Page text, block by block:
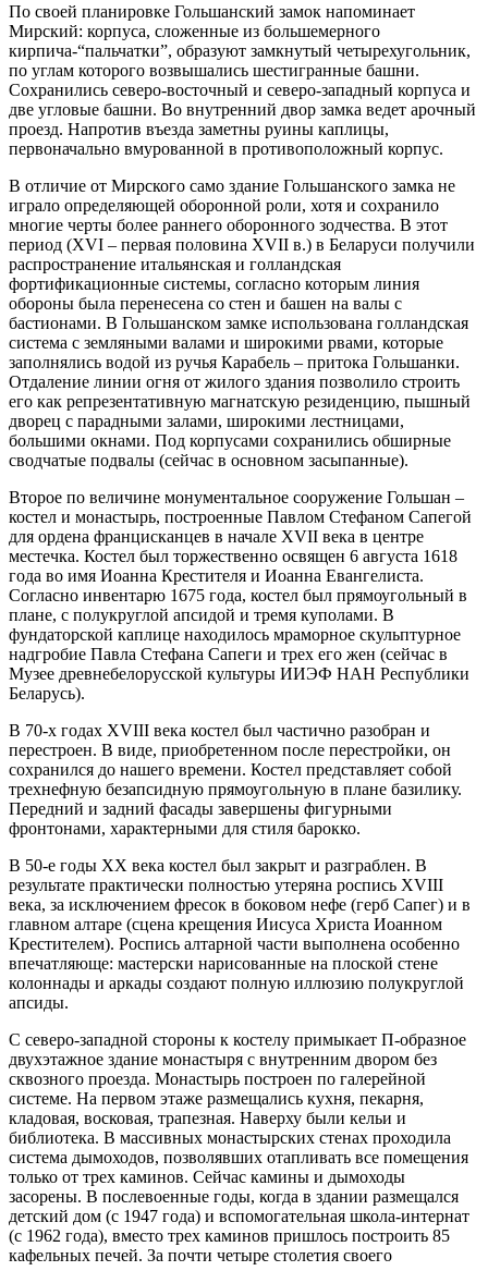
По своей планировке Гольшанский замок напоминает
Мирский: корпуса, сложенные из большемерного
кирпича-“пальчатки”, образуют замкнутый четырехугольник,
по углам которого возвышались шестигранные башни.
Сохранились северо-восточный и северо-западный корпуса и
две угловые башни. Во внутренний двор замка ведет арочный
проезд. Напротив въезда заметны руины каплицы,
первоначально вмурованной в противоположный корпус.
В отличие от Мирского само здание Гольшанского замка не
играло определяющей оборонной роли, хотя и сохранило
многие черты более раннего оборонного зодчества. В этот
период (XVI – первая половина XVII в.) в Беларуси получили
распространение итальянская и голландская
фортификационные системы, согласно которым линия
обороны была перенесена со стен и башен на валы с
бастионами. В Гольшанском замке использована голландская
система с земляными валами и широкими рвами, которые
заполнялись водой из ручья Карабель – притока Гольшанки.
Отдаление линии огня от жилого здания позволило строить
его как репрезентативную магнатскую резиденцию, пышный
дворец с парадными залами, широкими лестницами,
большими окнами. Под корпусами сохранились обширные
сводчатые подвалы (сейчас в основном засыпанные).
Второе по величине монументальное сооружение Гольшан –
костел и монастырь, построенные Павлом Стефаном Сапегой
для ордена францисканцев в начале XVII века в центре
местечка. Костел был торжественно освящен 6 августа 1618
года во имя Иоанна Крестителя и Иоанна Евангелиста.
Согласно инвентарю 1675 года, костел был прямоугольный в
плане, с полукруглой апсидой и тремя куполами. В
фундаторской каплице находилось мраморное скульптурное
надгробие Павла Стефана Сапеги и трех его жен (сейчас в
Музее древнебелорусской культуры ИИЭФ НАН Республики
Беларусь).
В 70-х годах XVIII века костел был частично разобран и
перестроен. В виде, приобретенном после перестройки, он
сохранился до нашего времени. Костел представляет собой
трехнефную безапсидную прямоугольную в плане базилику.
Передний и задний фасады завершены фигурными
фронтонами, характерными для стиля барокко.
В 50-е годы XX века костел был закрыт и разграблен. В
результате практически полностью утеряна роспись XVIII
века, за исключением фресок в боковом нефе (герб Сапег) и в
главном алтаре (сцена крещения Иисуса Христа Иоанном
Крестителем). Роспись алтарной части выполнена особенно
впечатляюще: мастерски нарисованные на плоской стене
колоннады и аркады создают полную иллюзию полукруглой
апсиды.
С северо-западной стороны к костелу примыкает П-образное
двухэтажное здание монастыря с внутренним двором без
сквозного проезда. Монастырь построен по галерейной
системе. На первом этаже размещались кухня, пекарня,
кладовая, восковая, трапезная. Наверху были кельи и
библиотека. В массивных монастырских стенах проходила
система дымоходов, позволявших отапливать все помещения
только от трех каминов. Сейчас камины и дымоходы
засорены. В послевоенные годы, когда в здании размещался
детский дом (с 1947 года) и вспомогательная школа-интернат
(с 1962 года), вместо трех каминов пришлось построить 85
кафельных печей. За почти четыре столетия своего